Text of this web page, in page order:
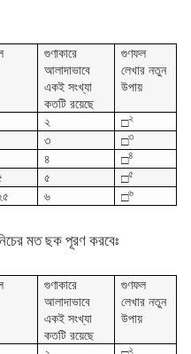
গুণাকারে
আলাদাভাবে
একই সংখ্যা
কতটি রয়েছে
গুণফল
লেখার নতুন
উপায়
২ □২
৩ □৩
৪ □৪
৫ □৫
৬ □৬
মত ছক পূরণ করবেঃ
গুণাকারে
আলাদাভাবে
একই সংখ্যা
কতটি রয়েছে
গুণফল
লেখার নতুন
উপায়
২